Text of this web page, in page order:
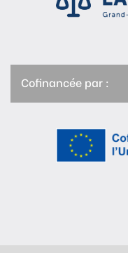
Cofinancée par :